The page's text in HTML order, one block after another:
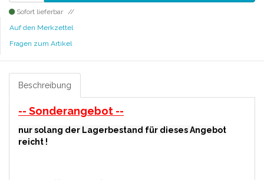
Sofort lieferbar
Auf den Merkzettel
Fragen zum Artikel
Beschreibung
-- Sonderangebot --
nur solang der Lagerbestand für dieses Angebot
reicht !